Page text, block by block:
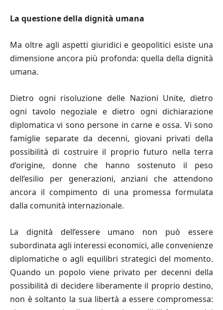
La questione della dignità umana
Ma oltre agli aspetti giuridici e geopolitici esiste una
dimensione ancora più profonda: quella della dignità
umana.
Dietro ogni risoluzione delle Nazioni Unite, dietro
ogni tavolo negoziale e dietro ogni dichiarazione
diplomatica vi sono persone in carne e ossa. Vi sono
famiglie separate da decenni, giovani privati della
possibilità di costruire il proprio futuro nella terra
d’origine, donne che hanno sostenuto il peso
dell’esilio per generazioni, anziani che attendono
ancora il compimento di una promessa formulata
dalla comunità internazionale.
La dignità dell’essere umano non può essere
subordinata agli interessi economici, alle convenienze
diplomatiche o agli equilibri strategici del momento.
Quando un popolo viene privato per decenni della
possibilità di decidere liberamente il proprio destino,
non è soltanto la sua libertà a essere compromessa: